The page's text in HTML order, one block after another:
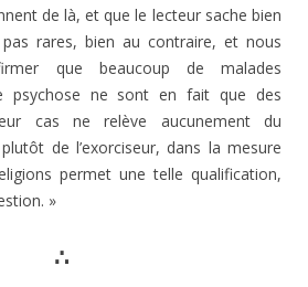
de là, et que le lecteur sache bien
rares, bien au contraire, et nous
que beaucoup de malades
psychose ne sont en fait que des
cas ne relève aucunement du
de l’exorciseur, dans la mesure
permet une telle qualification,
»
∴